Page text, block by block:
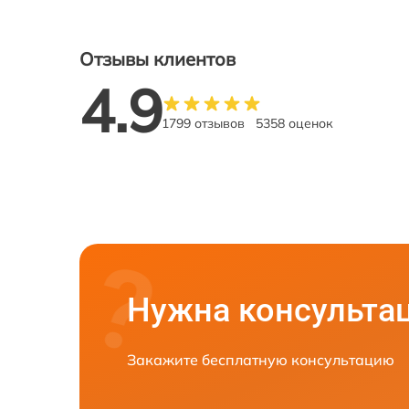
Отзывы клиентов
4.91799 отзывов 5358 оценок
Нужна
Закажите бесплатную консультацию